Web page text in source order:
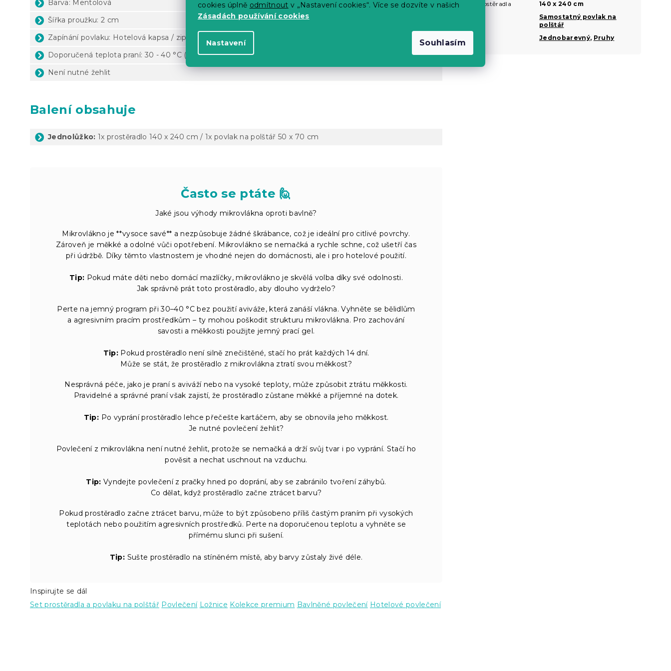
cookies úplně odmítnout v „Nastavení cookies“. Více se dozvíte v našich
Zásadách používání cookies
Nastavení Souhlasím
Barva: Mentolová
Šířka proužku: 2 cm
Zapínání povlaku: Hotelová kapsa / zip
Doporučená teplota praní: 30 - 40 °C (dle štítku výrobce)
Není nutné žehlit
Balení obsahuje
Jednolůžko: 1x prostěradlo 140 x 240 cm / 1x povlak na polštář 50 x 70 cm
Často se ptáte 🙋
Jaké jsou výhody mikrovlákna oproti bavlně?
Mikrovlákno je **vysoce savé** a nezpůsobuje žádné škrábance, což je ideální pro citlivé povrchy.
Zároveň je měkké a odolné vůči opotřebení. Mikrovlákno se nemačká a rychle schne, což ušetří čas
při údržbě. Díky těmto vlastnostem je vhodné nejen do domácnosti, ale i pro hotelové použití.
Tip: Pokud máte děti nebo domácí mazlíčky, mikrovlákno je skvělá volba díky své odolnosti.
Jak správně prát toto prostěradlo, aby dlouho vydrželo?
Perte na jemný program při 30–40 °C bez použití aviváže, která zanáší vlákna. Vyhněte se bělidlům
a agresivním pracím prostředkům – ty mohou poškodit strukturu mikrovlákna. Pro zachování
savosti a měkkosti použijte jemný prací gel.
Tip:Pokud prostěradlo není silně znečištěné, stačí ho prát každých 14 dní.
Může se stát, že prostěradlo z mikrovlákna ztratí svou měkkost?
Nesprávná péče, jako je praní s aviváží nebo na vysoké teploty, může způsobit ztrátu měkkosti.
Pravidelné a správné praní však zajistí, že prostěradlo zůstane měkké a příjemné na dotek.
Tip: Po vyprání prostěradlo lehce přečešte kartáčem, aby se obnovila jeho měkkost.
Je nutné povlečení žehlit?
Povlečení z mikrovlákna není nutné žehlit, protože se nemačká a drží svůj tvar i po vyprání. Stačí ho
pověsit a nechat uschnout na vzduchu.
Tip: Vyndejte povlečení z pračky hned po doprání, aby se zabránilo tvoření záhybů.
Co dělat, když prostěradlo začne ztrácet barvu?
Pokud prostěradlo začne ztrácet barvu, může to být způsobeno příliš častým praním při vysokých
teplotách nebo použitím agresivních prostředků. Perte na doporučenou teplotu a vyhněte se
přímému slunci při sušení.
Tip: Sušte prostěradlo na stíněném místě, aby barvy zůstaly živé déle.
Inspirujte se dál
Set prostěradla a povlaku na polštář Povlečení Ložnice Kolekce premium Bavlněné povlečení Hotelové povlečení
Rozměr prostěradla
140 x 240 cm
Samostatný povlak na
polštář
Jednobarevný, Pruhy